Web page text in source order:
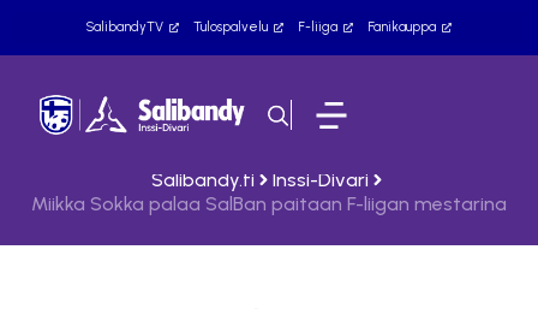
SalibandyTV Tulospalvelu F-liiga Fanikauppa
Salibandy.fi
Inssi-Divari
Miikka Sokka palaa SalBan paitaan F-liigan mestarina